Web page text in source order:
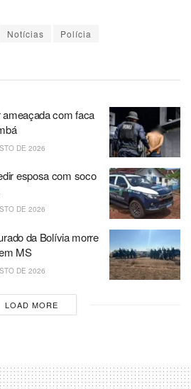
Notícias Polícia
com faca
DE 2026
esposa com soco
DE 2026
da Bolívia morre
MS
DE 2026
LOAD MORE